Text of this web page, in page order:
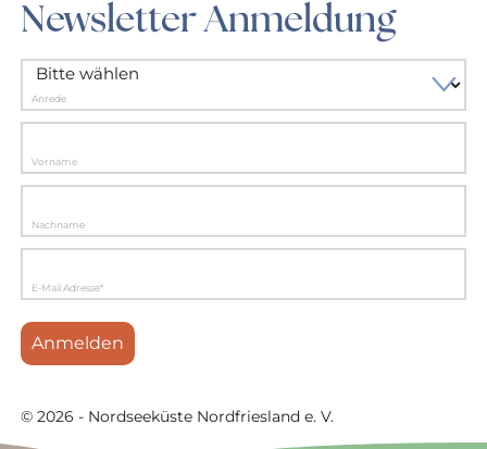
Newsletter Anmeldung
Anrede
Vorname
Nachname
E-Mail Adresse*
Anmelden
© 2026 - Nordseeküste Nordfriesland e. V.